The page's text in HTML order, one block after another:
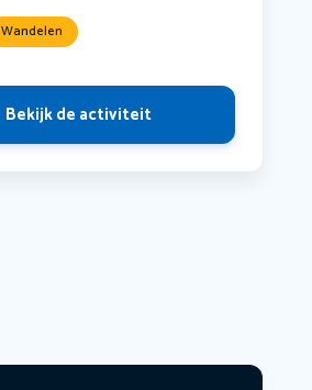
Wandelen
Bekijk de activiteit